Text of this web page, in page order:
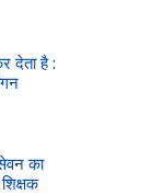
देता है :
का